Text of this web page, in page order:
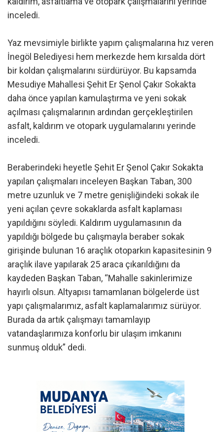
inceledi.
Yaz mevsimiyle birlikte yapım çalışmalarına hız veren
İnegöl Belediyesi hem merkezde hem kırsalda dört
bir koldan çalışmalarını sürdürüyor. Bu kapsamda
Mesudiye Mahallesi Şehit Er Şenol Çakır Sokakta
daha önce yapılan kamulaştırma ve yeni sokak
açılması çalışmalarının ardından gerçekleştirilen
asfalt, kaldırım ve otopark uygulamalarını yerinde
inceledi.
Beraberindeki heyetle Şehit Er Şenol Çakır Sokakta
yapılan çalışmaları inceleyen Başkan Taban, 300
metre uzunluk ve 7 metre genişliğindeki sokak ile
yeni açılan çevre sokaklarda asfalt kaplaması
yapıldığını söyledi. Kaldırım uygulamasının da
yapıldığı bölgede bu çalışmayla beraber sokak
girişinde bulunan 16 araçlık otoparkın kapasitesinin 9
araçlık ilave yapılarak 25 araca çıkarıldığını da
kaydeden Başkan Taban, “Mahalle sakinlerimize
hayırlı olsun. Altyapısı tamamlanan bölgelerde üst
yapı çalışmalarımız, asfalt kaplamalarımız sürüyor.
Burada da artık çalışmayı tamamlayıp
vatandaşlarımıza konforlu bir ulaşım imkanını
sunmuş olduk” dedi.